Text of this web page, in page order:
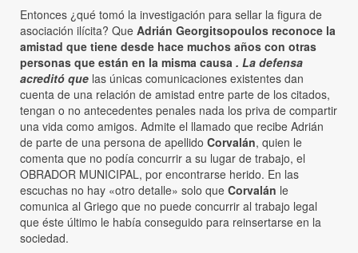
Entonces ¿qué tomó la investigación para sellar la figura de
asociación ilícita? Que Adrián Georgitsopoulos reconoce la
amistad que tiene desde hace muchos años con otras
personas que están en la misma causa . La defensa
acreditó que las únicas comunicaciones existentes dan
cuenta de una relación de amistad entre parte de los citados,
tengan o no antecedentes penales nada los priva de compartir
una vida como amigos. Admite el llamado que recibe Adrián
de parte de una persona de apellido Corvalán, quien le
comenta que no podía concurrir a su lugar de trabajo, el
OBRADOR MUNICIPAL, por encontrarse herido. En las
escuchas no hay «otro detalle» solo que Corvalán le
comunica al Griego que no puede concurrir al trabajo legal
que éste último le había conseguido para reinsertarse en la
sociedad.